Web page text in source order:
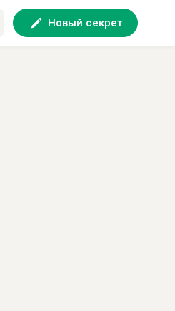
Новый секрет